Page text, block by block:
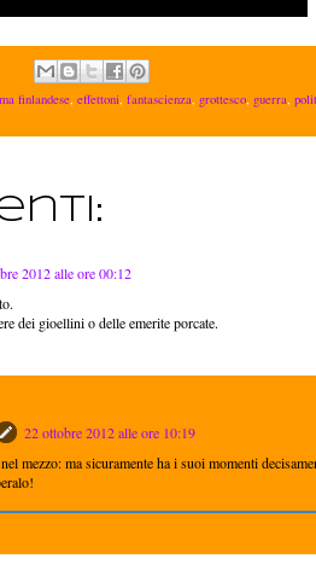
finlandese, effettoni, fantascienza, grottesco, guerra,
2012 alle ore 00:12
dei gioellini o delle emerite porcate.
22 ottobre 2012 alle ore 10:19
mezzo: ma sicuramente ha i suoi momenti